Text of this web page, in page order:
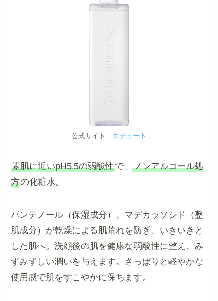
公式サイト： エチュード
素肌に近いpH5.5の弱酸性で、ノンアルコール処
方の化粧水。
パンテノール（保湿成分）、マデカッソシド（整
肌成分）が乾燥による肌荒れを防ぎ、いきいきと
した肌へ。洗顔後の肌を健康な弱酸性に整え、み
ずみずしい潤いを与えます。さっぱりと軽やかな
使用感で肌をすこやかに保ちます。